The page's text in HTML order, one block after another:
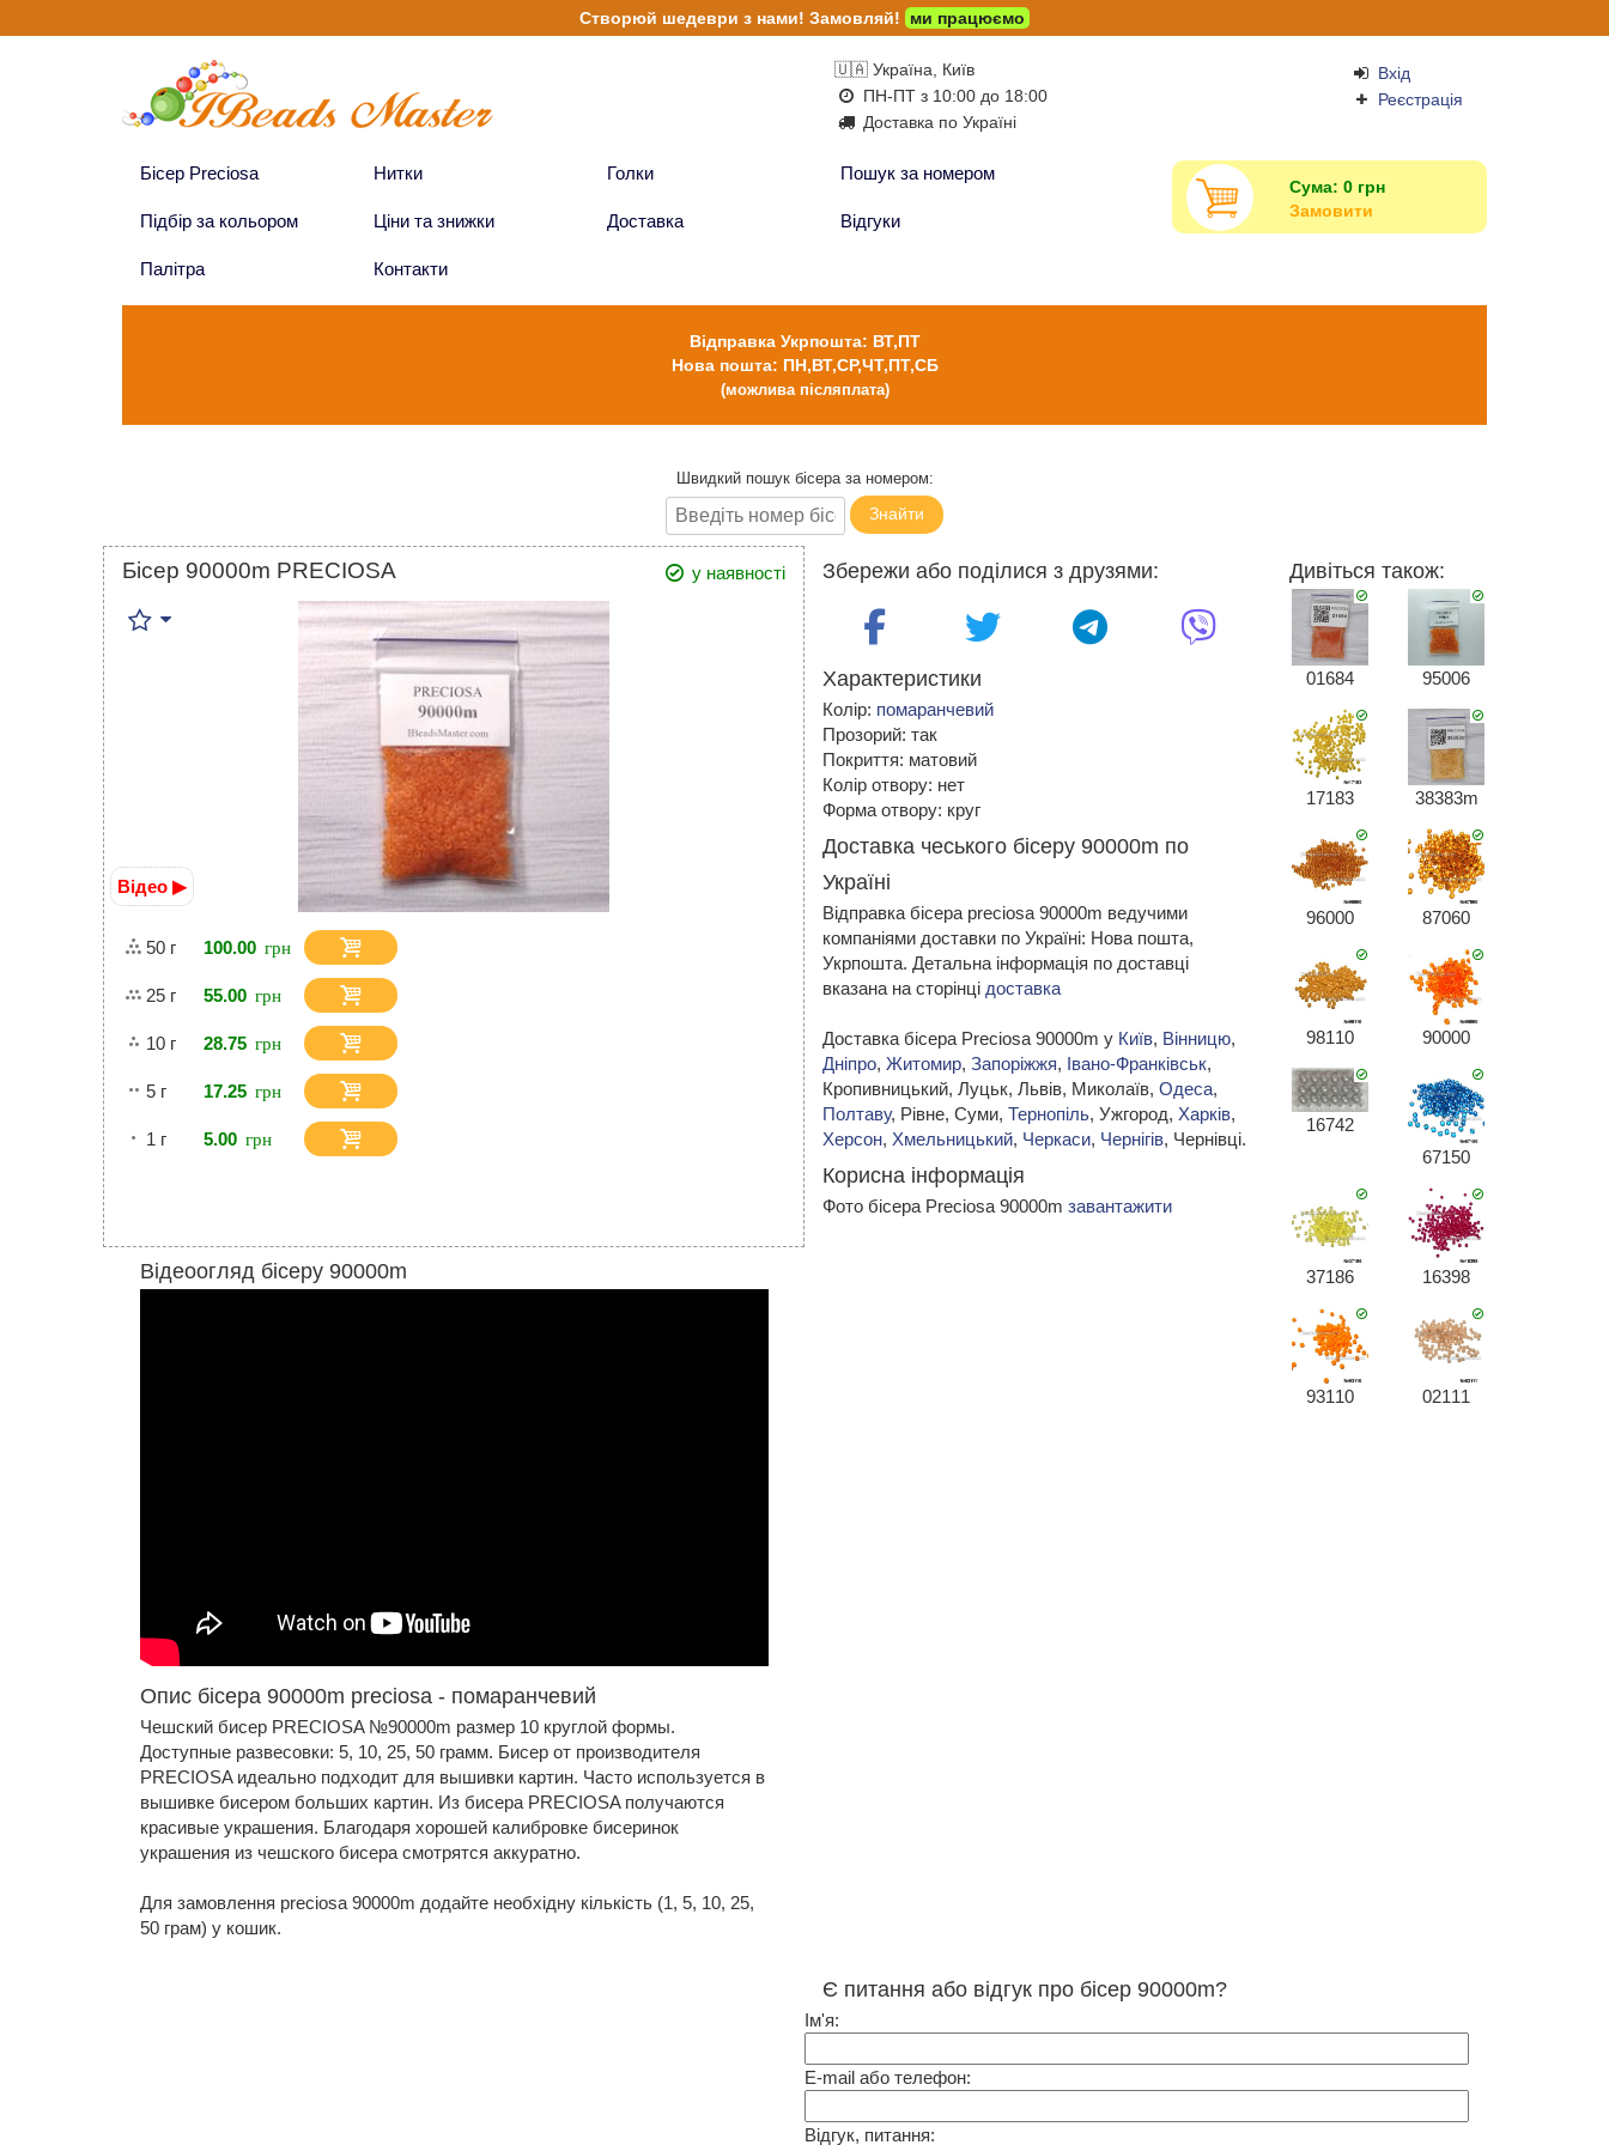
🇺🇦 Україна, Київ
ПН-ПТ з 10:00 до 18:00
Доставка по Україні
Вхід
Реєстрація
Бісер Preciosa Нитки Голки Пошук за номером
Підбір за кольором Ціни та знижки Доставка Відгуки
Палітра Контакти
Сума: 0 грн
Замовити
Відправка Укрпошта: ВТ,ПТ
Нова пошта: ПН,ВТ,СР,ЧТ,ПТ,СБ
(можлива післяплата)
Швидкий пошук бісера за номером:
Знайти
Бісер 90000m PRECIOSA у наявності
Відео ▶
50 г 100.00
25 г 55.00
10 г 28.75
5 г 17.25
1 г 5.00
Відеоогляд бісеру 90000m
Опис бісера 90000m preciosa - помаранчевий
Чешский бисер PRECIOSA №90000m размер 10 круглой формы.
Доступные развесовки: 5, 10, 25, 50 грамм. Бисер от производителя
PRECIOSA идеально подходит для вышивки картин. Часто используется в
вышивке бисером больших картин. Из бисера PRECIOSA получаются
красивые украшения. Благодаря хорошей калибровке бисеринок
украшения из чешского бисера смотрятся аккуратно.
Для замовлення preciosa 90000m додайте необхідну кількість (1, 5, 10, 25,
50 грам) у кошик.
Збережи або поділися з друзями:
Характеристики
Колір: помаранчевий
Прозорий: так
Покриття: матовий
Колір отвору: нет
Форма отвору: круг
Доставка чеського бісеру 90000m по
Україні
Відправка бісера preciosa 90000m ведучими
компаніями доставки по Україні: Нова пошта,
Укрпошта. Детальна інформація по доставці
вказана на сторінці доставка
Доставка бісера Preciosa 90000m у Київ, Вінницю,
Дніпро, Житомир, Запоріжжя, Івано-Франківськ,
Кропивницький, Луцьк, Львів, Миколаїв, Одеса,
Полтаву, Рівне, Суми, Тернопіль, Ужгород, Харків,
Херсон, Хмельницький, Черкаси, Чернігів, Чернівці.
Корисна інформація
Фото бісера Preciosa 90000m завантажити
Дивіться також:
01684 95006
17183 38383m
96000 87060
98110 90000
16742
67150
37186 16398
93110 02111
Є питання або відгук про бісер 90000m?
Ім'я:
E-mail або телефон:
Відгук, питання:
Створюй шедеври з нами! Замовляй! ми працюємо